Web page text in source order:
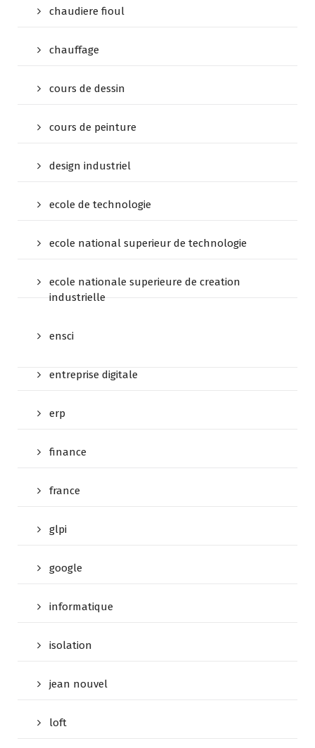
chaudiere fioul
chauffage
cours de dessin
cours de peinture
design industriel
ecole de technologie
ecole national superieur de technologie
ecole nationale superieure de creation
industrielle
ensci
entreprise digitale
erp
finance
france
glpi
google
informatique
isolation
jean nouvel
loft